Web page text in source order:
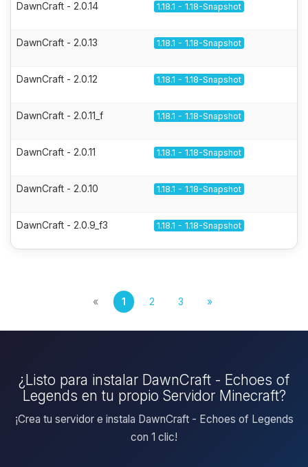
DawnCraft - 2.0.14 1.18.1 - 1.18-Snapshot
DawnCraft - 2.0.13 1.18.1 - 1.18-Snapshot
DawnCraft - 2.0.12 1.18.1 - 1.18-Snapshot
DawnCraft - 2.0.11_f 1.18.1 - 1.18-Snapshot
DawnCraft - 2.0.11 1.18.1 - 1.18-Snapshot
DawnCraft - 2.0.10 1.18.1 - 1.18-Snapshot
DawnCraft - 2.0.9_f3 1.18.1 - 1.18-Snapshot
« 1 2 3 »
¿Listo para instalar DawnCraft - Echoes of
Legends en tu propio Servidor Minecraft?
¡Crea tu servidor e instala DawnCraft - Echoes of Legends
con 1 clic!